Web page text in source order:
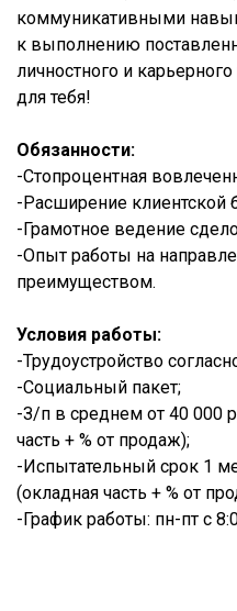
коммуникативными
к выполнению
личностного и
для тебя!
Обязанности:
-Стопроцентная
-Расширение клиентской
-Грамотное ведение
-Опыт работы на
преимуществом.
Условия работы:
-Трудоустройство
-Социальный пакет;
-З/п в среднем от 40 000
часть + % от продаж);
-Испытательный срок 1
(окладная часть + % от
-График работы: пн-пт с